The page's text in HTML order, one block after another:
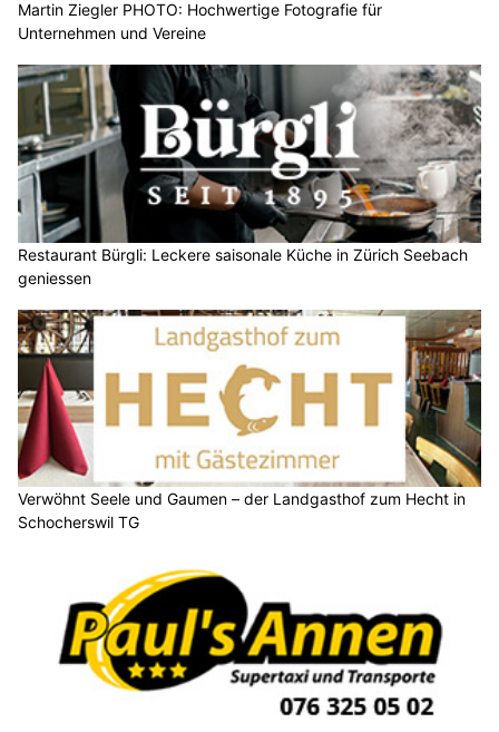
Martin Ziegler PHOTO: Hochwertige Fotografie für
Unternehmen und Vereine
Restaurant Bürgli: Leckere saisonale Küche in Zürich Seebach
geniessen
Verwöhnt Seele und Gaumen – der Landgasthof zum Hecht in
Schocherswil TG